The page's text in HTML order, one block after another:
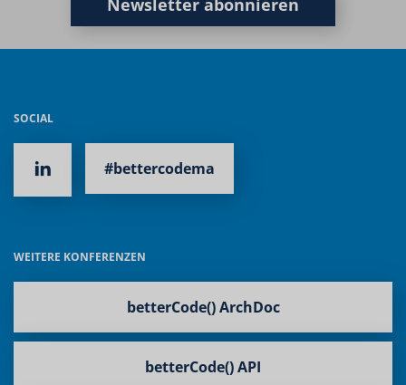
Newsletter abonnieren
SOCIAL
#bettercodema
WEITERE KONFERENZEN
betterCode() ArchDoc
betterCode() API